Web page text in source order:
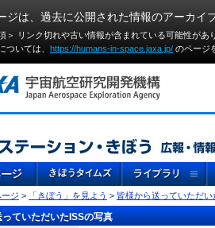
ジは、過去に公開された情報のアーカイ
＞ リンク切れや古い情報が含まれている可能性が
ついては、 https://humans-in-space.jaxa.jp/ のページ
ージ > 「きぼう」を見よう > 皆様から送っていただい
ていただいたISSの写真